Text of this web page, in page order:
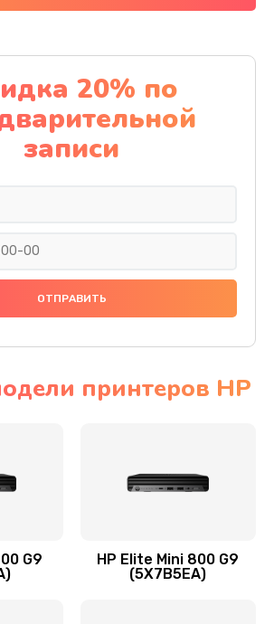
Заказать
драйверов
1000 руб.
Заказать
данных
20% по
записи
принтеров HP
G9
HP Elite Mini 800 G9
(5X7B5EA)